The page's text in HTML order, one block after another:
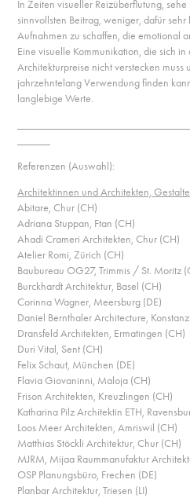
In Zeiten visueller Reizüberflutung,
sinnvollsten Beitrag, weniger, dafür sehr
Aufnahmen zu schaffen, die emotional
Eine visuelle Kommunikation, die sich in
Architekturpreise nicht verstecken muss
jahrzehntelang Verwendung finden
langlebige Werte.
Referenzen (Auswahl):
Architektinnen und Architekten,
Abitare, Chur (CH)
Adriana Stuppan, Ftan (CH)
Ahadi Crameri Architekten, Chur (CH)
Atelier Romi, Zürich (CH)
Baubureau OG27, Trimmis / St. Moritz
Burckhardt Architektur, Basel (CH)
Corinna Wagner, Meersburg (DE)
Daniel Bernthaler Architecture,
Dransfeld Architekten, Ermatingen (CH)
Duri Vital, Sent (CH)
Felix Schaut, München (DE)
Flavia Giovaninni, Maloja (CH)
Frison Architekten, Kreuzlingen (CH)
Katharina Pilz Architektin ETH,
Loos Meer Architekten, Amriswil (CH)
Matthias Stöckli Architektur, Chur (CH)
MJRM, Mijaa Raummanufaktur
OSP Planungsbüro, Frechen (DE)
Planbar Architektur, Triesen (LI)